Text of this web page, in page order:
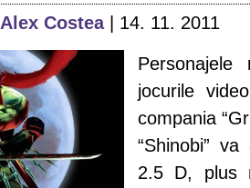
Alex Costea| 14. 11. 2011
jocurile
compania
“Shinobi”
2.5 D, plus